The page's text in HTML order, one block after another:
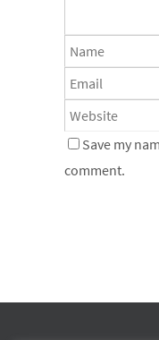
Save my
comment.